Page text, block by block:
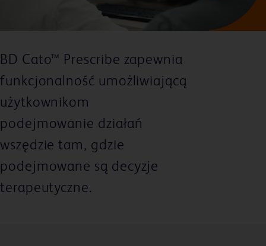
BD Cato™ Prescribe zapewnia
funkcjonalność umożliwiającą
użytkownikom
podejmowanie działań
wszędzie tam, gdzie
podejmowane są decyzje
terapeutyczne.